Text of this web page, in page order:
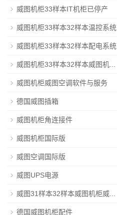
威图机柜33样本IT机柜已停产
威图机柜33样本32样本温控系统
威图机柜33样本32样本配电系统
威图机柜33样本32样本威图机...
威图机柜威图空调软件与服务
德国威图插箱
威图机柜角连接件
威图机柜国际版
威图空调国际版
威图UPS电源
威图31样本32样本威图机柜威...
德国威图机柜配件